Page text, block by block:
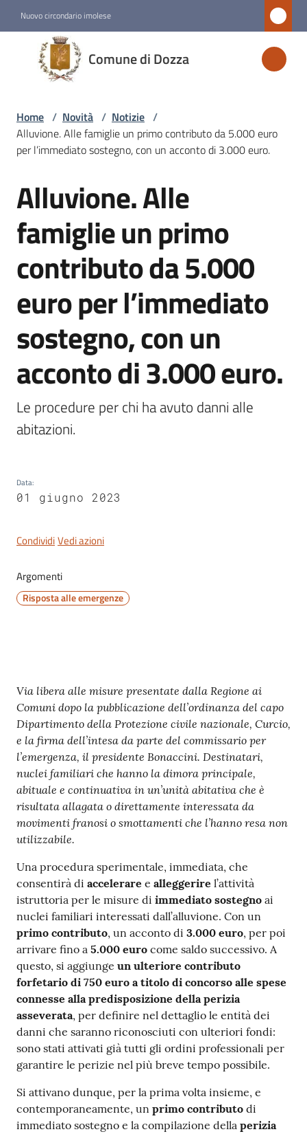
Nuovo circondario imolese
Comune di Dozza
Comune
di
Dozza
Amministrazione
Novità
Menu selezionato
Servizi
Vivere
Servizi
line
argomenti
Seguici
Home / Novità / Notizie /
Alluvione. Alle famiglie un primo contributo da 5.000 euro
per l’immediato sostegno, con un acconto di 3.000 euro.
Salta al contenuto
Alluvione. Alle
famiglie un primo
contributo da 5.000
euro per l’immediato
sostegno, con un
acconto di 3.000 euro.
Le procedure per chi ha avuto danni alle
abitazioni.
Data:
01 giugno 2023
CondividiVedi azioni
Argomenti
Risposta alle emergenze
Contenuto
Via libera alle misure presentate dalla Regione ai
Comuni dopo la pubblicazione dell’ordinanza del capo
Dipartimento della Protezione civile nazionale, Curcio,
e la firma dell’intesa da parte del commissario per
l’emergenza, il presidente Bonaccini. Destinatari,
nuclei familiari che hanno la dimora principale,
abituale e continuativa in un’unità abitativa che è
risultata allagata o direttamente interessata da
movimenti franosi o smottamenti che l’hanno resa non
utilizzabile.
Una procedura sperimentale, immediata, che
consentirà di accelerare e alleggerire l’attività
istruttoria per le misure di immediato sostegno ai
nuclei familiari interessati dall’alluvione. Con un
primo contributo, un acconto di 3.000 euro, per poi
arrivare fino a 5.000 euro come saldo successivo. A
questo, si aggiunge un ulteriore contributo
forfetario di 750 euro a titolo di concorso alle spese
connesse alla predisposizione della perizia
asseverata, per definire nel dettaglio le entità dei
danni che saranno riconosciuti con ulteriori fondi:
sono stati attivati già tutti gli ordini professionali per
garantire le perizie nel più breve tempo possibile.
Si attivano dunque, per la prima volta insieme, e
contemporaneamente, un primo contributo di
immediato sostegno e la compilazione della perizia